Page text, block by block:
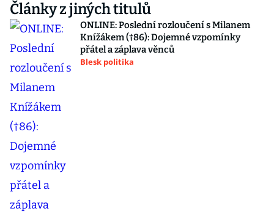
Články z jiných titulů
ONLINE: Poslední rozloučení s Milanem
Knížákem (†86): Dojemné vzpomínky
přátel a záplava věnců
Blesk politika